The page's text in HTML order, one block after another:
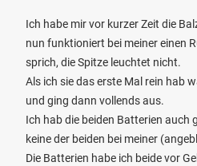
Ich habe mir vor kurzer Zeit die
nun funktioniert bei meiner einen
sprich, die Spitze leuchtet nicht.
Als ich sie das erste Mal rein hab
und ging dann vollends aus.
Ich hab die beiden Batterien auch
keine der beiden bei meiner
Die Batterien habe ich beide vor